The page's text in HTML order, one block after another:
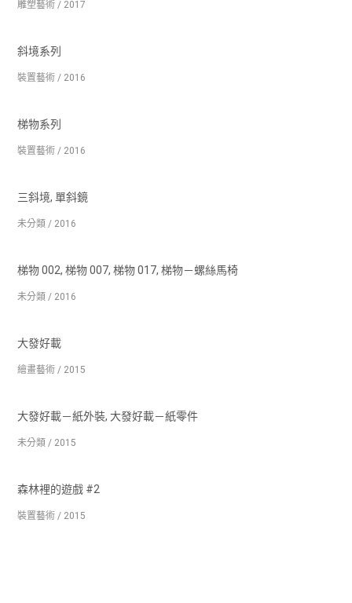
雕塑藝術 / 2017
斜境系列
裝置藝術 / 2016
梯物系列
裝置藝術 / 2016
三斜境, 單斜鏡
未分類 / 2016
梯物 002, 梯物 007, 梯物 017, 梯物－螺絲馬椅
未分類 / 2016
大發好載
繪畫藝術 / 2015
大發好載－紙外裝, 大發好載－紙零件
未分類 / 2015
森林裡的遊戲 #2
裝置藝術 / 2015